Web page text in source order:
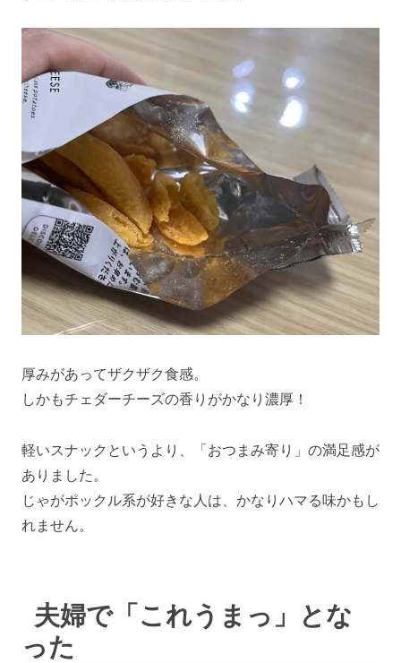
厚みがあってザクザク食感。
しかもチェダーチーズの香りがかなり濃厚！
軽いスナックというより、「おつまみ寄り」の満足感が
ありました。
じゃがポックル系が好きな人は、かなりハマる味かもし
れません。
夫婦で「これうまっ」とな
った